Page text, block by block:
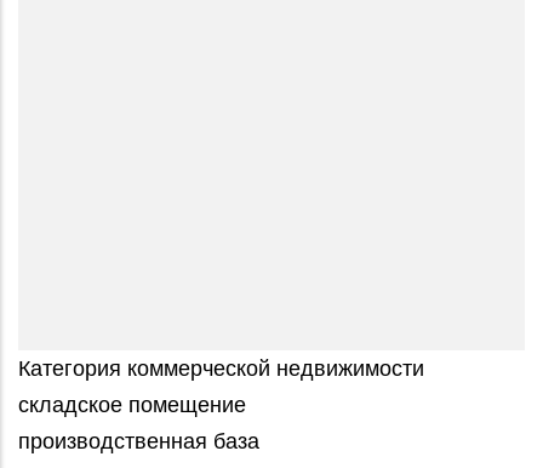
Категория коммерческой недвижимости
складское помещение
производственная база